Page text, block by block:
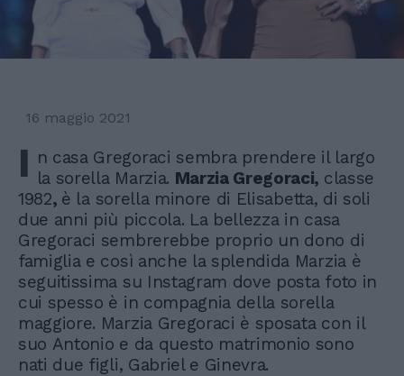
16 maggio 2021
I n casa Gregoraci sembra prendere il largo
la sorella Marzia. Marzia Gregoraci, classe
1982, è la sorella minore di Elisabetta, di soli
due anni più piccola. La bellezza in casa
Gregoraci sembrerebbe proprio un dono di
famiglia e così anche la splendida Marzia è
seguitissima su Instagram dove posta foto in
cui spesso è in compagnia della sorella
maggiore. Marzia Gregoraci è sposata con il
suo Antonio e da questo matrimonio sono
nati due figli, Gabriel e Ginevra.